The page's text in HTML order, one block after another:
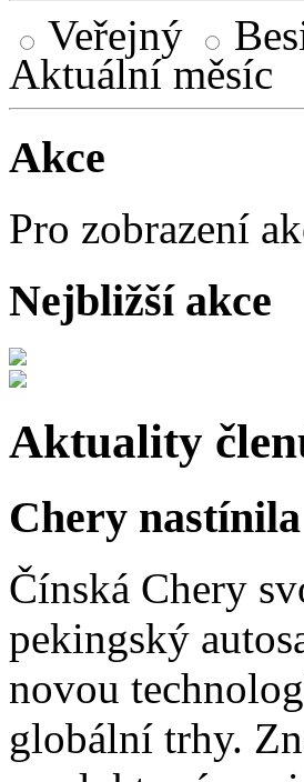
Veřejný
Aktuální měsíc
Akce
Pro zobrazení
Nejbližší akce
Aktuality
Chery
Čínská Chery
pekingský
novou
globální trhy.